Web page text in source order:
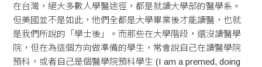
在台灣，絕大多數人學醫途徑，都是就讀大學部的醫學系。
但美國並不是如此，他們全都是大學畢業後才能讀醫，也就
是我們所說的「學士後」。而那些在大學階段，還沒讀醫學
院，但在為這個方向做準備的學生，常會說自己在讀醫學院
預科，或者自己是個醫學院預科學生 (I am a premed, doing